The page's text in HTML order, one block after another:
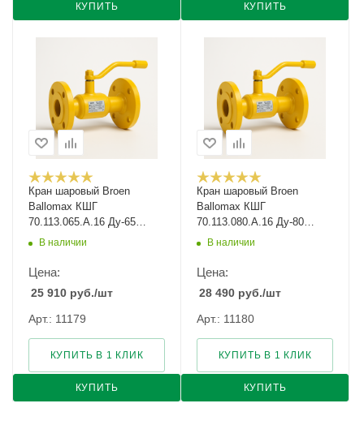
КУПИТЬ КУПИТЬ
Кран шаровый Broen
Ballomax КШГ
70.113.065.А.16 Ду-65
Ру-16
В наличии
Цена:
25 910 руб./шт
Арт.: 11179
КУПИТЬ
КУПИТЬ В 1 КЛИК
Кран шаровый Broen
Ballomax КШГ
70.113.080.А.16 Ду-80
Ру-16
В наличии
Цена:
28 490 руб./шт
Арт.: 11180
КУПИТЬ
КУПИТЬ В 1 КЛИК